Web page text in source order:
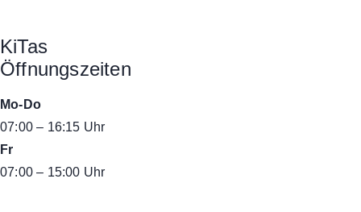
KiTas
Öffnungszeiten
Mo-Do
07:00 – 16:15 Uhr
Fr
07:00 – 15:00 Uhr